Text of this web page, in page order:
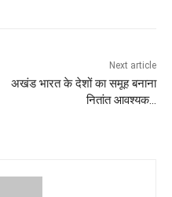
Next article
अखंड भारत के देशों का समूह बनाना
नितांत आवश्यक…